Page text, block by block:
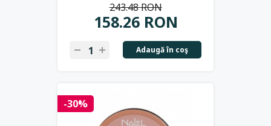
158.26 RON
243.48 RON
Adaugă în coş
-30%